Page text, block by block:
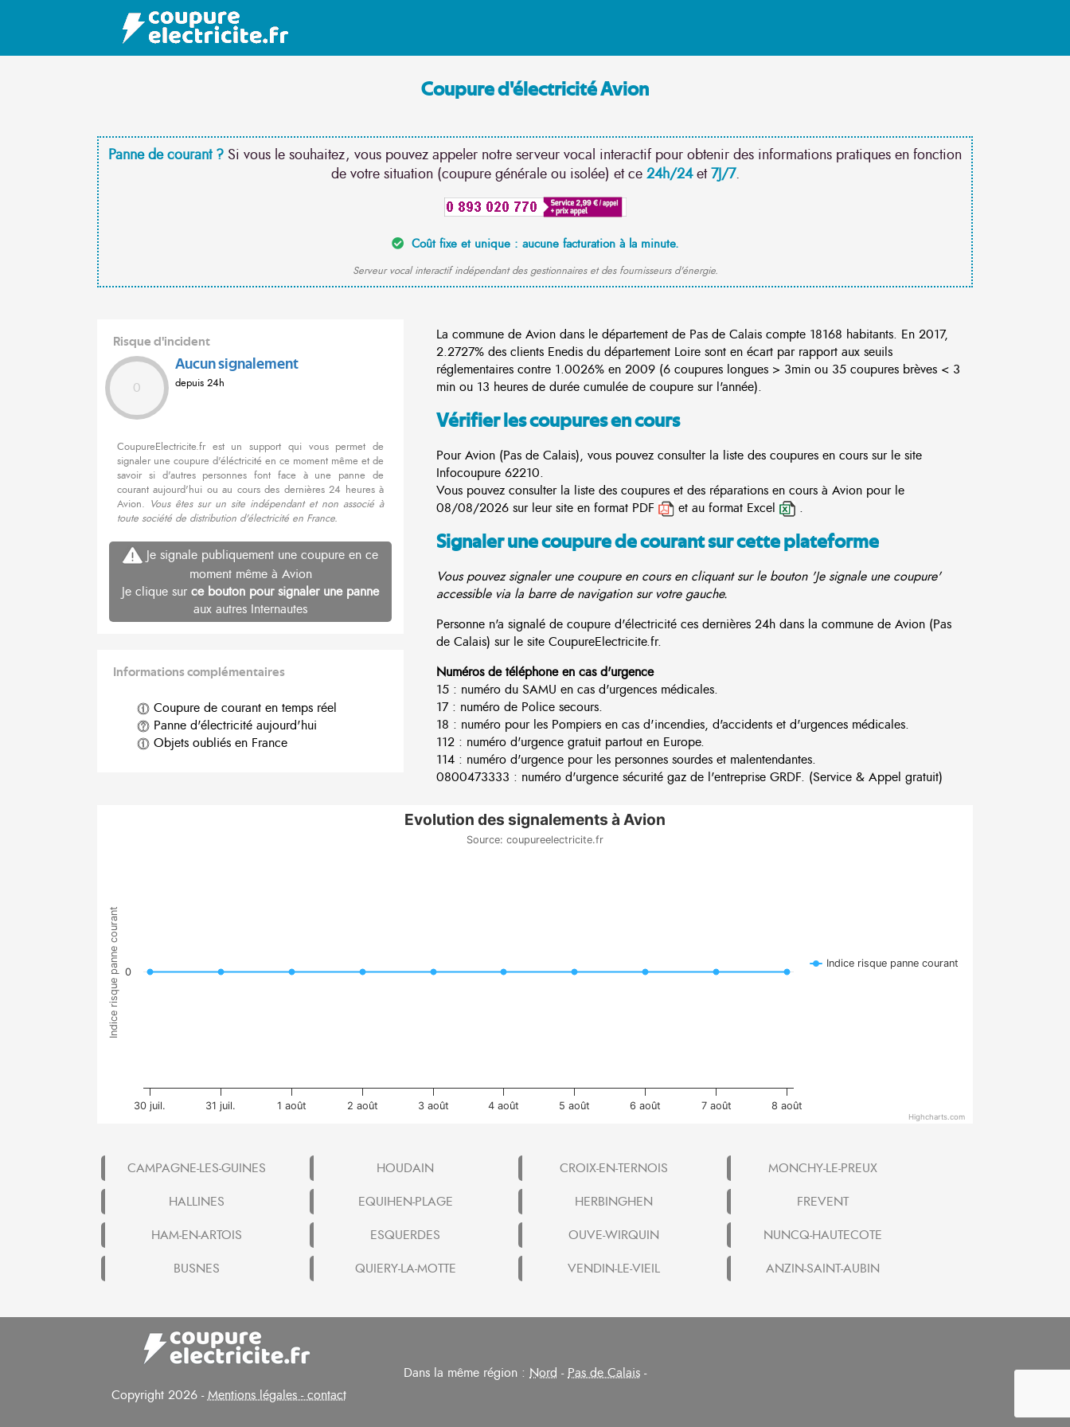
Coupure d'électricité Avion
Panne de courant ? Si vous le souhaitez, vous pouvez appeler notre serveur vocal interactif pour obtenir des informations pratiques en fonction
de votre situation (coupure générale ou isolée) et ce 24h/24et7J/7.
Coût fixe et unique : aucune facturation à la minute.
Serveur vocal interactif indépendant des gestionnaires et des fournisseurs d'énergie.
Risque d'incident
0
Aucun signalement
depuis 24h
CoupureElectricite.fr est un support qui vous permet de
signaler une coupure d'éléctricité en ce moment même et de
savoir si d'autres personnes font face à une panne de
courant aujourd'hui ou au cours des dernières 24 heures à
Avion. Vous êtes sur un site indépendant et non associé à
toute société de distribution d'électricité en France.
Je signale publiquement une coupure en ce
moment même à Avion
Je clique sur ce bouton pour signaler une panne
aux autres Internautes
Informations complémentaires
Coupure de courant en temps réel
Panne d'électricité aujourd'hui
Objets oubliés en France
La commune de Avion dans le département de Pas de Calais compte 18168 habitants. En 2017,
2.2727% des clients Enedis du département Loire sont en écart par rapport aux seuils
réglementaires contre 1.0026% en 2009 (6 coupures longues > 3min ou 35 coupures brèves < 3
min ou 13 heures de durée cumulée de coupure sur l'année).
Vérifier les coupures en cours
Pour Avion (Pas de Calais), vous pouvez consulter la liste des coupures en cours sur le site
Infocoupure 62210.
Vous pouvez consulter la liste des coupures et des réparations en cours à Avion pour le
08/08/2026 sur leur site en format PDF
et au format Excel .
Signaler une coupure de courant sur cette plateforme
Vous pouvez signaler une coupure en cours en cliquant sur le bouton 'Je signale une coupure'
accessible via la barre de navigation sur votre gauche.
Personne n'a signalé de coupure d'électricité ces dernières 24h dans la commune de Avion (Pas
de Calais) sur le site CoupureElectricite.fr.
Numéros de téléphone en cas d'urgence
15 : numéro du SAMU en cas d'urgences médicales.
17 : numéro de Police secours.
18 : numéro pour les Pompiers en cas d'incendies, d'accidents et d'urgences médicales.
112 : numéro d'urgence gratuit partout en Europe.
114 : numéro d'urgence pour les personnes sourdes et malentendantes.
0800473333 : numéro d'urgence sécurité gaz de l'entreprise GRDF. (Service & Appel gratuit)
Indice risque panne courant
Evolution des signalements à Avion
Source: coupureelectricite.fr
Indice risque panne courant
30 juil. 31 juil. 1 août 2 août 3 août 4 août 5 août 6 août 7 août 8 août
0
Highcharts.com
CAMPAGNE-LES-GUINES HOUDAIN CROIX-EN-TERNOIS
MONCHY-LE-PREUX
HALLINES
EQUIHEN-PLAGE HERBINGHEN
FREVENT
HAM-EN-ARTOIS
ESQUERDES OUVE-WIRQUIN
NUNCQ-HAUTECOTE
BUSNES
QUIERY-LA-MOTTE VENDIN-LE-VIEIL ANZIN-SAINT-AUBIN
Copyright 2026 -Mentions légales - contact
Dans la même région : Nord -Pas de Calais -